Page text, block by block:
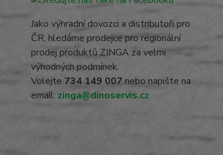
Jako výhradní dovozci a distributoři pro
ČR, hledáme prodejce pro regionální
prodej produktů ZINGA za velmi
výhodných podmínek.
Volejte 734 149 007nebo napište na
email: zinga@dinoservis.cz